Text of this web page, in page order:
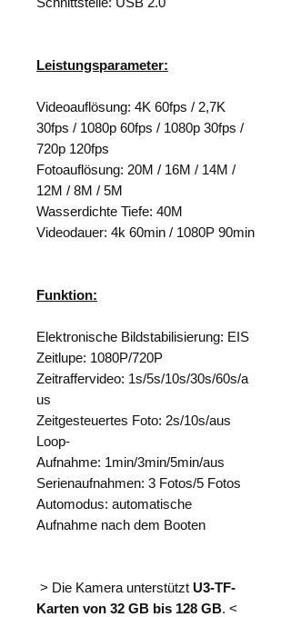
Leistungsparameter:
Videoauflösung: 4K 60fps / 2,7K
30fps / 1080p 60fps / 1080p 30fps /
720p 120fps
Fotoauflösung: 20M / 16M / 14M /
12M / 8M / 5M
Wasserdichte Tiefe: 40M
Videodauer: 4k 60min / 1080P 90min
Funktion:
Elektronische Bildstabilisierung: EIS
Zeitlupe: 1080P/720P
Zeitraffervideo: 1s/5s/10s/30s/60s/a
us
Zeitgesteuertes Foto: 2s/10s/aus
Loop-
Aufnahme: 1min/3min/5min/aus
Serienaufnahmen: 3 Fotos/5 Fotos
Automodus: automatische
Aufnahme nach dem Booten
> Die Kamera unterstützt U3-TF-
Karten von 32 GB bis 128 GB. <